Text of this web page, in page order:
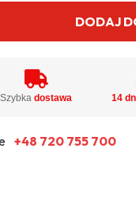
DODAJ
Szybkadostawa 14
+48 720 755 700